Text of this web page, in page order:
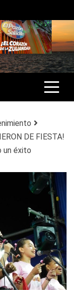
Y
DE FIESTA!
un éxito